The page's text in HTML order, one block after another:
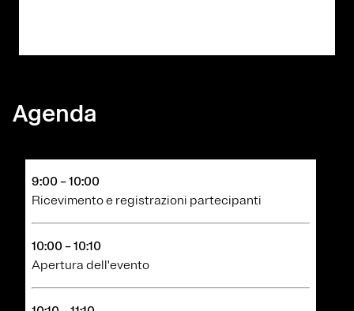
Agenda
9:00 – 10:00
Ricevimento e registrazioni partecipanti
10:00 – 10:10
Apertura dell'evento